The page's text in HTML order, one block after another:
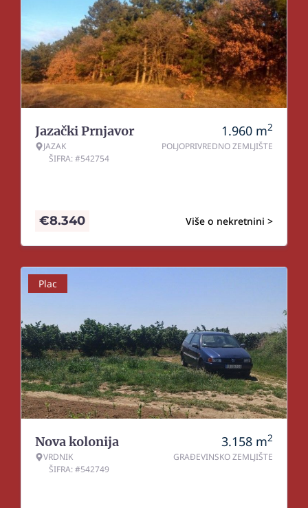
Jazački Prnjavor
JAZAK
ŠIFRA: #542754
1.960 m2
POLJOPRIVREDNO ZEMLJIŠTE
Više o nekretnini >
€8.340
Plac
Nova kolonija
VRDNIK
ŠIFRA: #542749
3.158 m2
GRAĐEVINSKO ZEMLJIŠTE